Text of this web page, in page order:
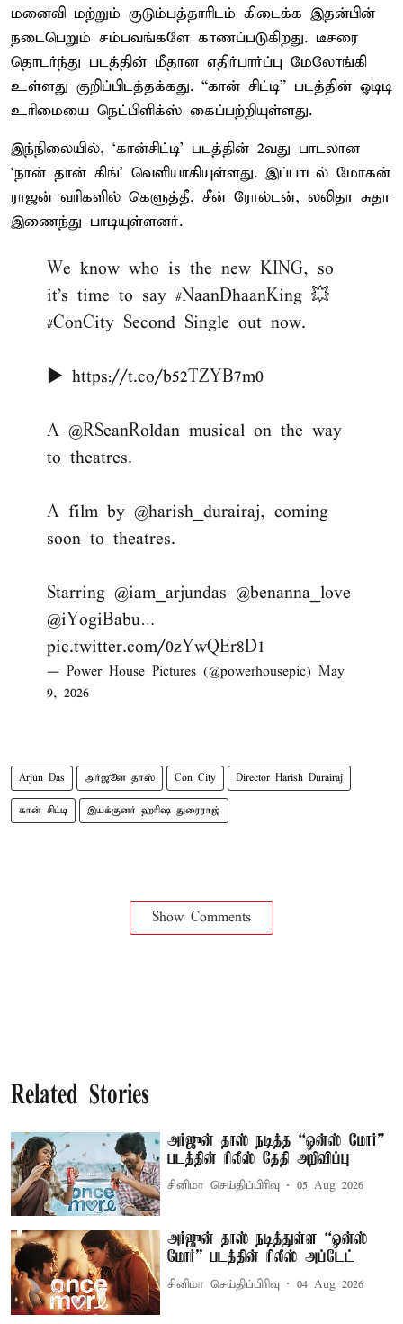
மனைவி மற்றும் குடும்பத்தாரிடம் கிடைக்க இதன்பின்
நடைபெறும் சம்பவங்களே காணப்படுகிறது. டீசரை
தொடர்ந்து படத்தின் மீதான எதிர்பார்ப்பு மேலோங்கி
உள்ளது குறிப்பிடத்தக்கது. “கான் சிட்டி” படத்தின் ஓடிடி
உரிமையை நெட்பிளிக்ஸ் கைப்பற்றியுள்ளது.
இந்நிலையில், ‘கான்சிட்டி’ படத்தின் 2வது பாடலான
‘நான் தான் கிங்’ வெளியாகியுள்ளது. இப்பாடல் மோகன்
ராஜன் வரிகளில் கெளுத்தீ, சீன் ரோல்டன், லலிதா சுதா
இணைந்து பாடியுள்ளனர்.
We know who is the new KING, so
it's time to say #NaanDhaanKing 💥
#ConCity Second Single out now.
▶️ https://t.co/b52TZYB7m0
A @RSeanRoldan musical on the way
to theatres.
A film by @harish_durairaj, coming
soon to theatres.
Starring @iam_arjundas @benanna_love
@iYogiBabu…
pic.twitter.com/0zYwQEr8D1
— Power House Pictures (@powerhousepic) May
9, 2026
Arjun Das அர்ஜூன் தாஸ் Con City Director Harish Durairaj
கான் சிட்டி இயக்குனர் ஹரிஷ் துரைராஜ்
Show Comments
Related Stories
அர்ஜுன் தாஸ் நடித்த “ஒன்ஸ் மோர்”
படத்தின் ரிலீஸ் தேதி அறிவிப்பு
சினிமா செய்திப்பிரிவு 05 Aug 2026
அர்ஜுன் தாஸ் நடித்துள்ள “ஒன்ஸ்
மோர்” படத்தின் ரிலீஸ் அப்டேட்
சினிமா செய்திப்பிரிவு 04 Aug 2026